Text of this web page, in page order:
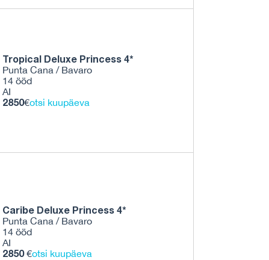
Tropical Deluxe Princess 4*
Punta Cana / Bavaro
14 ööd
AI
2850€otsi kuupäeva
Caribe Deluxe Princess 4*
Punta Cana / Bavaro
14 ööd
AI
2850€otsi kuupäeva